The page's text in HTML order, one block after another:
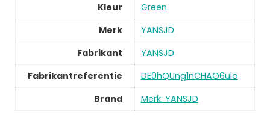
Kleur
Green
Merk
YANSJD
Fabrikant
YANSJD
Fabrikantreferentie
DE0hQUng1nCHAO6ulo
Brand
Merk: YANSJD